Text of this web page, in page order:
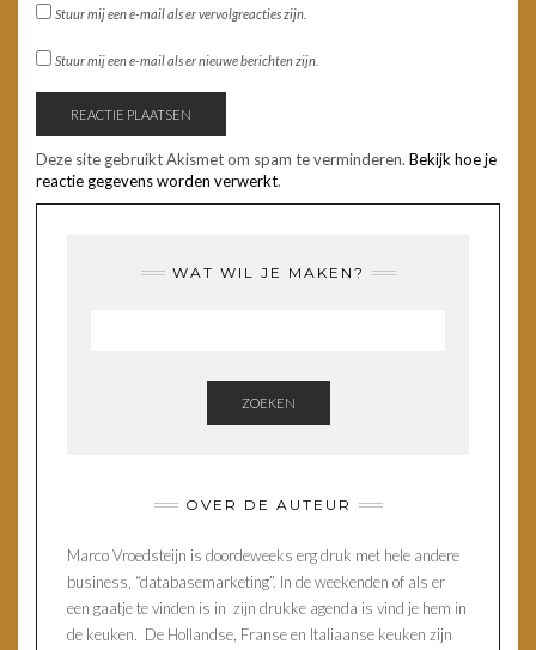
Stuur mij een e-mail als er vervolgreacties zijn.
Stuur mij een e-mail als er nieuwe berichten zijn.
Deze site gebruikt Akismet om spam te verminderen. Bekijk hoe je
reactie gegevens worden verwerkt.
WAT WIL JE MAKEN?
ZOEKEN
OVER DE AUTEUR
Marco Vroedsteijn is doordeweeks erg druk met hele andere
business, “databasemarketing”. In de weekenden of als er
een gaatje te vinden is in zijn drukke agenda is vind je hem in
de keuken. De Hollandse, Franse en Italiaanse keuken zijn